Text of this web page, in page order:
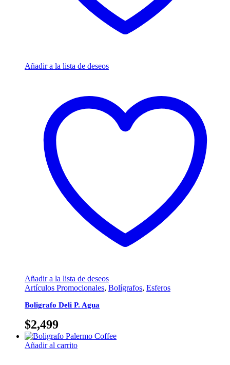
Añadir a la lista de deseos
Añadir a la lista de deseos
Artículos Promocionales, Bolígrafos, Esferos
Boligrafo Deli P. Agua
$2,499
Añadir al carrito